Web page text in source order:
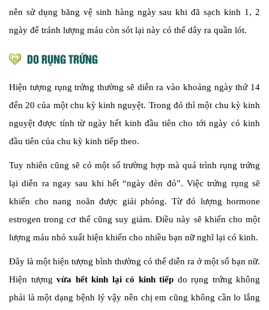
nên sử dụng băng vệ sinh hàng ngày sau khi đã sạch kinh 1, 2
ngày để tránh lượng máu còn sót lại này có thể dây ra quần lót.
DO RỤNG TRỨNG
Hiện tượng rụng trứng thường sẽ diễn ra vào khoảng ngày thứ 14
đến 20 của một chu kỳ kinh nguyệt. Trong đó thì một chu kỳ kinh
nguyệt được tính từ ngày hết kinh đầu tiên cho tới ngày có kinh
đầu tiên của chu kỳ kinh tiếp theo.
Tuy nhiên cũng sẽ có một số trường hợp mà quá trình rụng trứng
lại diễn ra ngay sau khi hết “ngày đèn đỏ”. Việc trứng rụng sẽ
khiến cho nang noãn được giải phóng. Từ đó lượng hormone
estrogen trong cơ thể cũng suy giảm. Điều này sẽ khiến cho một
lượng máu nhỏ xuất hiện khiến cho nhiều bạn nữ nghĩ lại có kinh.
Đây là một hiện tượng bình thường có thể diễn ra ở một số bạn nữ.
Hiện tượng vừa hết kinh lại có kinh tiếp do rụng trứng không
phải là một dạng bệnh lý vậy nên chị em cũng không cần lo lắng